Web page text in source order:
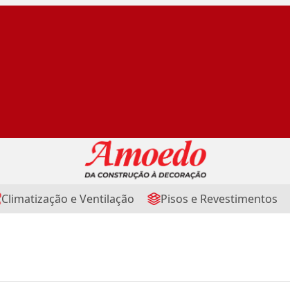
Climatização e Ventilação Pisos e Revestimentos